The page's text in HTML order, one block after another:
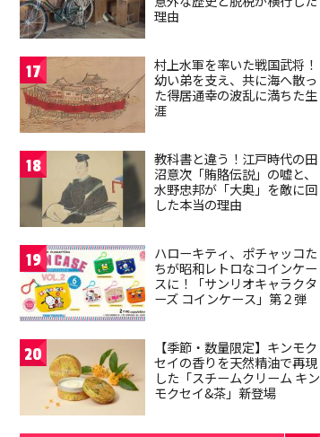
理由
17
村上水軍を率いた戦国武将！
幼い弟を支え、共に海へ散っ
た得居通幸の波乱に満ちた生
涯
18
教科書と違う！江戸時代の田
沼意次「賄賂伝説」の嘘と、
水野忠邦が「大奥」を敵に回
した本当の理由
19
ハローキティ、ポチャッコた
ちが昭和レトロなコインケー
スに！「サンリオキャラクタ
ーズ コインケース」第２弾
20
【季節・数量限定】キンモク
セイの香りを天然精油で再現
した「スチームクリーム キン
モクセイ&茶」新登場